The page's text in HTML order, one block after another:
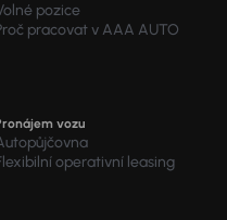
pozice
pracovat v AAA AUTO
vozu
operativní leasing